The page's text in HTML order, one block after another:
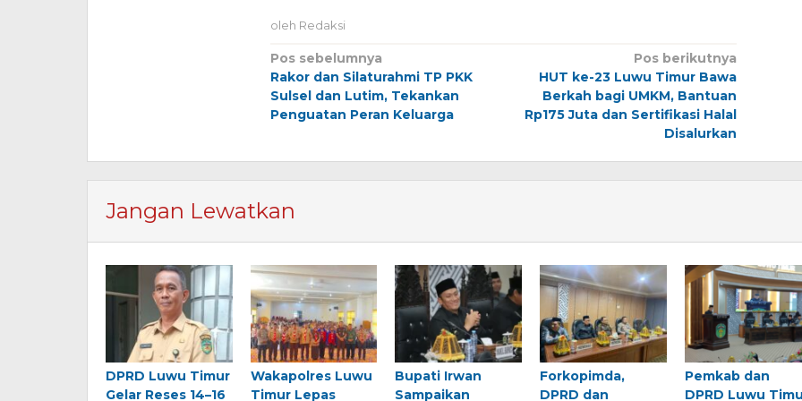
oleh Redaksi
Navigasi
pos
Pos sebelumnya
Rakor dan Silaturahmi TP PKK
Sulsel dan Lutim, Tekankan
Penguatan Peran Keluarga
Pos berikutnya
HUT ke-23 Luwu Timur Bawa
Berkah bagi UMKM, Bantuan
Rp175 Juta dan Sertifikasi Halal
Disalurkan
Jangan Lewatkan
DPRD Luwu Timur
Gelar Reses 14–16
Wakapolres Luwu
Timur Lepas
Bupati Irwan
Sampaikan
Forkopimda,
DPRD dan
Pemkab dan
DPRD Luwu